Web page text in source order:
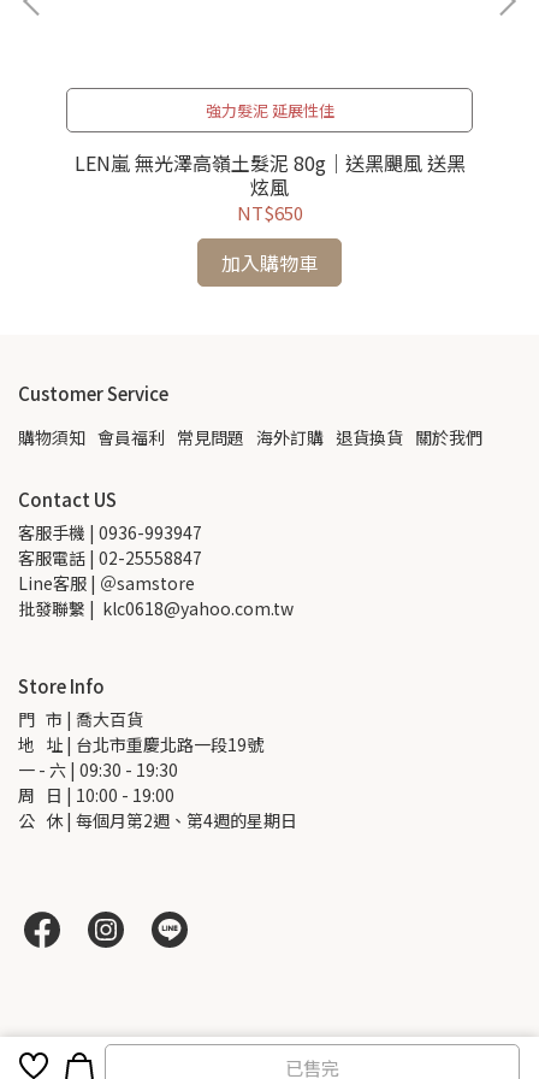
已售完
強力髮泥 延展性佳
LEN嵐 無光澤高嶺土髮泥 80g｜送黑颶風 送黑
炫風
NT$650
加入購物車
Customer Service
購物須知 會員福利 常見問題 海外訂購 退貨換貨 關於我們
Contact US
客服手機 | 0936-993947
客服電話 | 02-25558847
Line客服 | ＠samstore
批發聯繫 |  klc0618@yahoo.com.tw
Store Info
門   市 | 喬大百貨
地   址 | 台北市重慶北路一段19號
一 - 六 | 09:30 - 19:30
周   日 | 10:00 - 19:00
公   休 | 每個月第2週、第4週的星期日